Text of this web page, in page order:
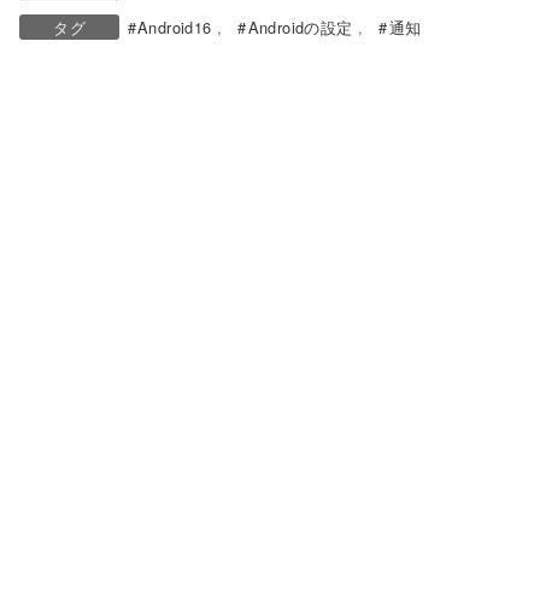
タグ
Android16 Androidの設定 通知